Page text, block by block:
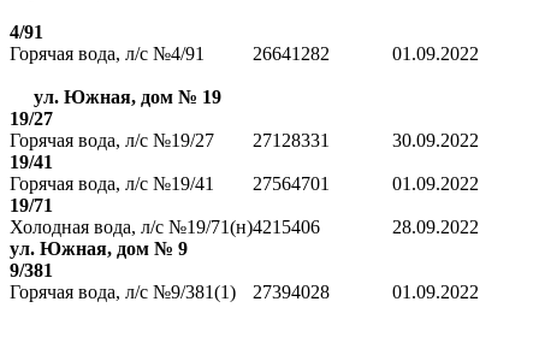
4/91
Горячая вода, л/с №4/91
26641282 01.09.2022
ул. Южная, дом № 19
19/27
Горячая вода, л/с №19/27
27128331
30.09.2022
19/41
Горячая вода, л/с №19/41
27564701
01.09.2022
19/71
Холодная вода, л/с №19/71(н)4215406
28.09.2022
ул. Южная, дом № 9
9/381
Горячая вода, л/с №9/381(1)
27394028 01.09.2022